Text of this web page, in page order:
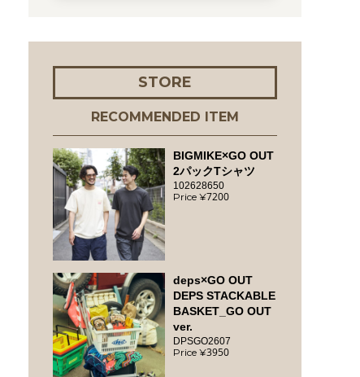
STORE
RECOMMENDED ITEM
BIGMIKE×GO OUT
2パックTシャツ
102628650
7200
deps×GO OUT
DEPS STACKABLE
BASKET_GO OUT
ver.
DPSGO2607
3950